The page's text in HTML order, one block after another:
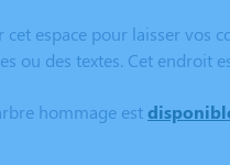
espace pour laisser vos
ou des textes. Cet endroit
hommage est